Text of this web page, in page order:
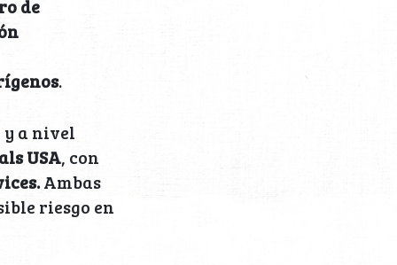
de
.
a nivel
USA, con
Ambas
riesgo en